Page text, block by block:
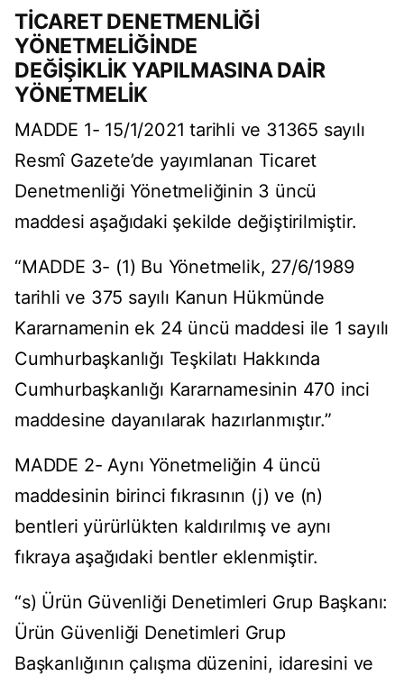
TİCARET DENETMENLİĞİ
YÖNETMELİĞİNDE
DEĞİŞİKLİK YAPILMASINA DAİR
YÖNETMELİK
MADDE 1- 15/1/2021 tarihli ve 31365 sayılı
Resmî Gazete’de yayımlanan Ticaret
Denetmenliği Yönetmeliğinin 3 üncü
maddesi aşağıdaki şekilde değiştirilmiştir.
“MADDE 3- (1) Bu Yönetmelik, 27/6/1989
tarihli ve 375 sayılı Kanun Hükmünde
Kararnamenin ek 24 üncü maddesi ile 1 sayılı
Cumhurbaşkanlığı Teşkilatı Hakkında
Cumhurbaşkanlığı Kararnamesinin 470 inci
maddesine dayanılarak hazırlanmıştır.”
MADDE 2- Aynı Yönetmeliğin 4 üncü
maddesinin birinci fıkrasının (j) ve (n)
bentleri yürürlükten kaldırılmış ve aynı
fıkraya aşağıdaki bentler eklenmiştir.
“s) Ürün Güvenliği Denetimleri Grup Başkanı:
Ürün Güvenliği Denetimleri Grup
Başkanlığının çalışma düzenini, idaresini ve